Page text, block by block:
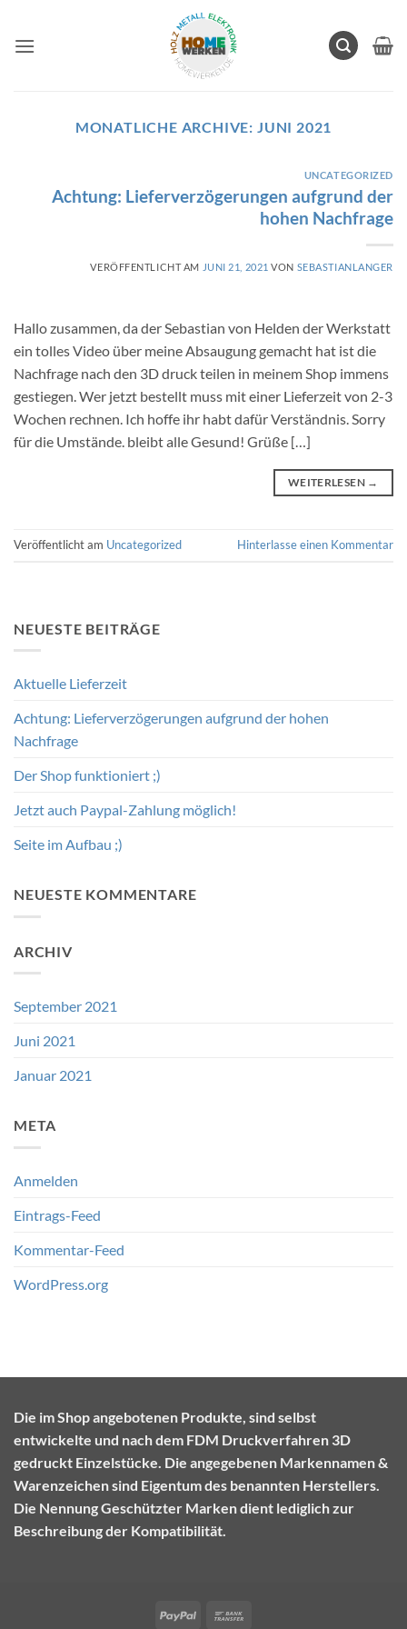
springen
MONATLICHE ARCHIVE: JUNI 2021
UNCATEGORIZED
Achtung: Lieferverzögerungen aufgrund der
hohen Nachfrage
VERÖFFENTLICHT AM JUNI 21, 2021 VON SEBASTIANLANGER
Hallo zusammen, da der Sebastian von Helden der Werkstatt
ein tolles Video über meine Absaugung gemacht hat ist die
Nachfrage nach den 3D druck teilen in meinem Shop immens
gestiegen. Wer jetzt bestellt muss mit einer Lieferzeit von 2-3
Wochen rechnen. Ich hoffe ihr habt dafür Verständnis. Sorry
für die Umstände. bleibt alle Gesund! Grüße […]
WEITERLESEN →
Veröffentlicht am Uncategorized Hinterlasse einen Kommentar
NEUESTE BEITRÄGE
Aktuelle Lieferzeit
Achtung: Lieferverzögerungen aufgrund der hohen
Nachfrage
Der Shop funktioniert ;)
Jetzt auch Paypal-Zahlung möglich!
Seite im Aufbau ;)
NEUESTE KOMMENTARE
ARCHIV
September 2021
Juni 2021
Januar 2021
META
Anmelden
Eintrags-Feed
Kommentar-Feed
WordPress.org
Die im Shop angebotenen Produkte, sind selbst
entwickelte und nach dem FDM Druckverfahren 3D
gedruckt Einzelstücke. Die angegebenen Markennamen &
Warenzeichen sind Eigentum des benannten Herstellers.
Die Nennung Geschützter Marken dient lediglich zur
Beschreibung der Kompatibilität.
PayPal